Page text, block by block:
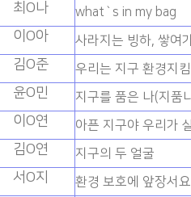
최O나 what`s in my bag
이O아 사라지는 빙하, 쌓여
김O준 우리는 지구 환경지킴
윤O민 지구를 품은 나(지품
이O연 아픈 지구야 우리가
김O연 지구의 두 얼굴
서O지 환경 보호에 앞장서요